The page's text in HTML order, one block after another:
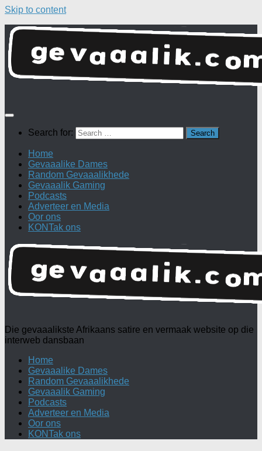
Skip to content
Search for:
Home
Gevaaalike Dames
Random Gevaaalikhede
Gevaaalik Gaming
Podcasts
Adverteer en Media
Oor ons
KONTak ons
Die gevaaalikste Afrikaans satire en vermaak website op die
interweb dansbaan
Home
Gevaaalike Dames
Random Gevaaalikhede
Gevaaalik Gaming
Podcasts
Adverteer en Media
Oor ons
KONTak ons